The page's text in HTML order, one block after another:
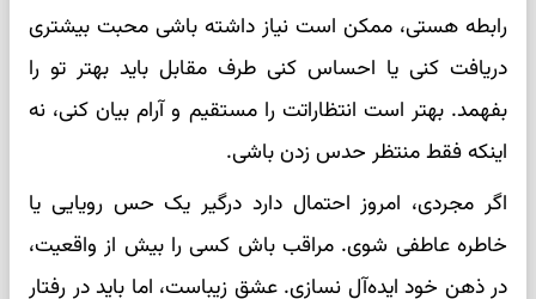
رابطه هستی، ممکن است نیاز داشته باشی محبت بیشتری
دریافت کنی یا احساس کنی طرف مقابل باید بهتر تو را
بفهمد. بهتر است انتظاراتت را مستقیم و آرام بیان کنی، نه
اینکه فقط منتظر حدس زدن باشی.
اگر مجردی، امروز احتمال دارد درگیر یک حس رویایی یا
خاطره عاطفی شوی. مراقب باش کسی را بیش از واقعیت،
در ذهن خود ایده‌آل نسازی. عشق زیباست، اما باید در رفتار